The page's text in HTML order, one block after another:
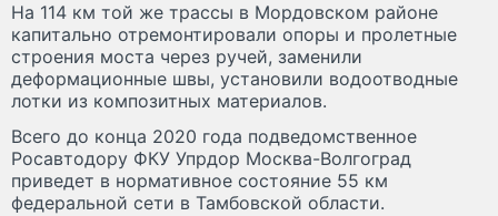
На 114 км той же трассы в Мордовском районе
капитально отремонтировали опоры и пролетные
строения моста через ручей, заменили
деформационные швы, установили водоотводные
лотки из композитных материалов.
Всего до конца 2020 года подведомственное
Росавтодору ФКУ Упрдор Москва-Волгоград
приведет в нормативное состояние 55 км
федеральной сети в Тамбовской области.